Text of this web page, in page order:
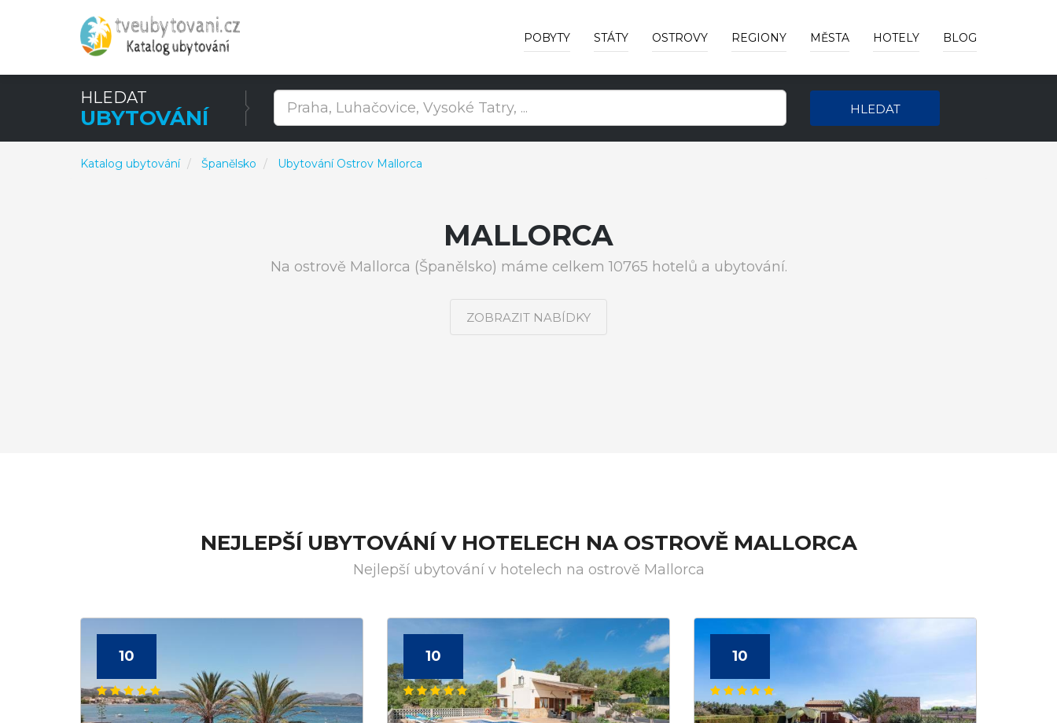
POBYTY STÁTY OSTROVY REGIONY MĚSTA HOTELY BLOG
HLEDAT
UBYTOVÁNÍ HLEDAT
Katalog ubytování Španělsko Ubytování Ostrov Mallorca
MALLORCA
Na ostrově Mallorca (Španělsko) máme celkem 10765 hotelů a ubytování.
ZOBRAZIT NABÍDKY
NEJLEPŠÍ UBYTOVÁNÍ V HOTELECH NA OSTROVĚ MALLORCA
Nejlepší ubytování v hotelech na ostrově Mallorca
10 10 10